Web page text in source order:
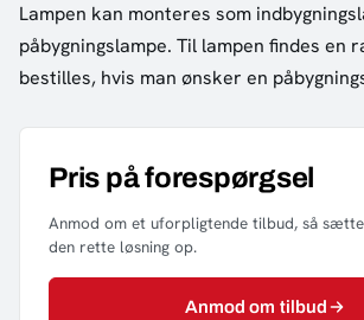
Lampen kan monteres som
påbygningslampe. Til lampen findes en
bestilles, hvis man ønsker en
Pris på forespørgsel
Anmod om et uforpligtende tilbud, så
den rette løsning op.
Anmod om tilbud